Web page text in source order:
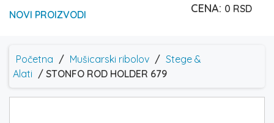
NOVI PROIZVODI
0 RSD
Početna / Mušicarski ribolov / Stege &
Alati / STONFO ROD HOLDER 679